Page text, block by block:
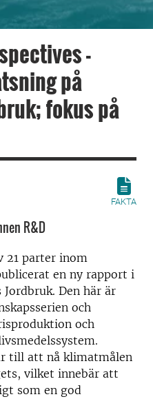
-
på
fokus på
FAKTA
R&D
21 parter inom
en ny rapport i
Den här är
och
och
till att nå klimatmålen
vilket innebär att
som en god